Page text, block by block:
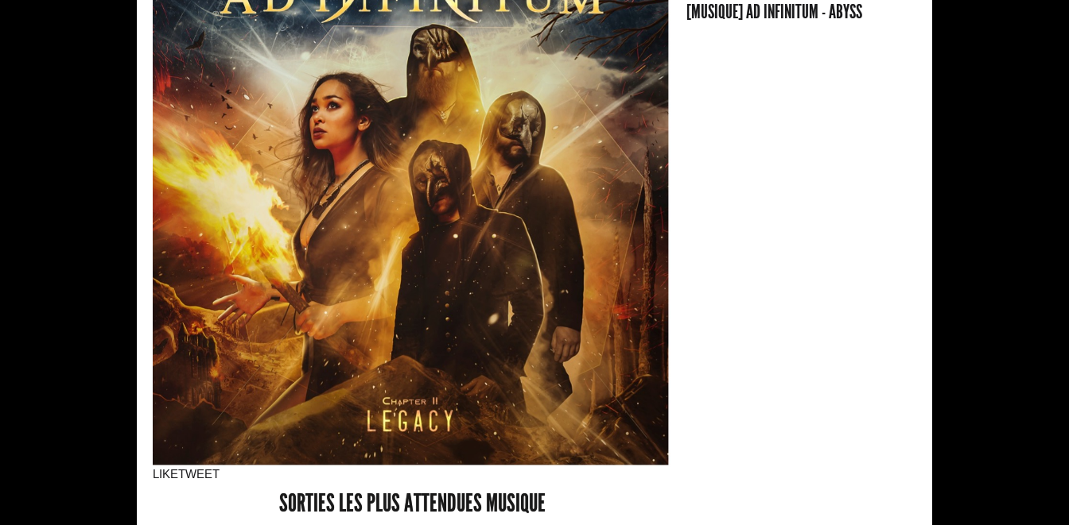
LIKETWEET
SORTIES LES PLUS ATTENDUES MUSIQUE
[MUSIQUE] AD INFINITUM - ABYSS